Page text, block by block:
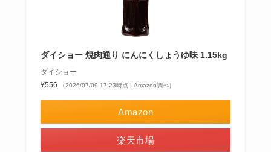
ダイショー 焼肉通り にんにくしょうゆ味 1.15kg
ダイショー
¥556
（2026/07/09 17:23時点 | Amazon調べ）
Amazon
楽天市場